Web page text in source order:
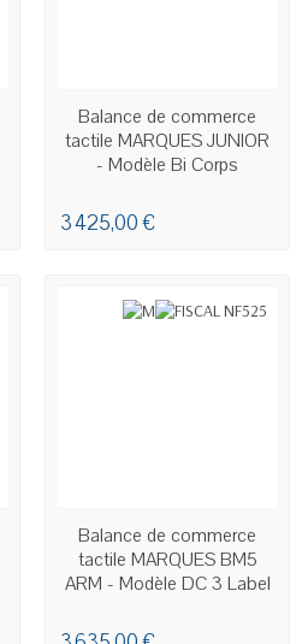
EN STOCK
Balance de commerce
tactile MARQUES JUNIOR
- Modèle Bi Corps
3 425,00 €
EN STOCK
Balance de commerce
tactile MARQUES BM5
ARM - Modèle DC 3 Label